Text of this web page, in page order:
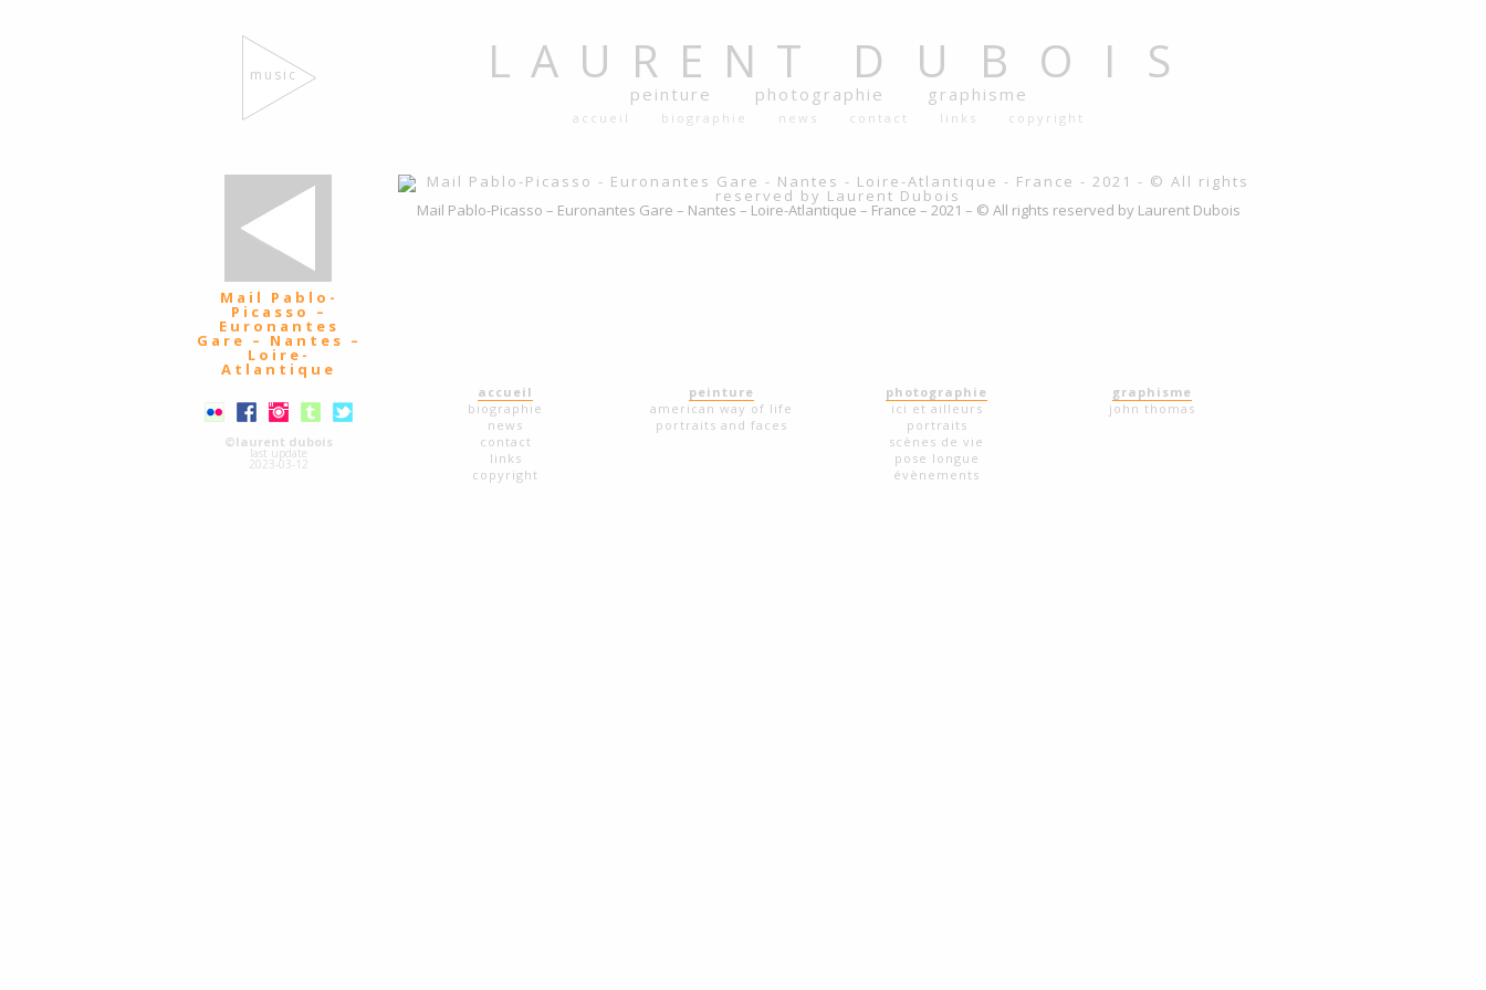
music
Mail Pablo-
Picasso –
Euronantes
Gare – Nantes –
Loire-
Atlantique
©laurent dubois
last update
2023-03-12
LAURENT DUBOIS
peinture photographie graphisme
accueil biographie news contact links copyright
Mail Pablo-Picasso – Euronantes Gare – Nantes – Loire-Atlantique – France – 2021 – © All rights reserved by Laurent Dubois
accueil
biographie
news
contact
links
copyright
peinture
american way of life
portraits and faces
photographie
ici et ailleurs
portraits
scènes de vie
pose longue
évènements
graphisme
john thomas